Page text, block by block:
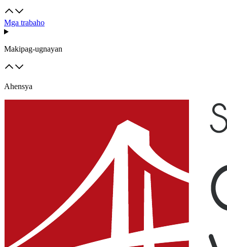
Mga trabaho
Makipag-ugnayan
Ahensya